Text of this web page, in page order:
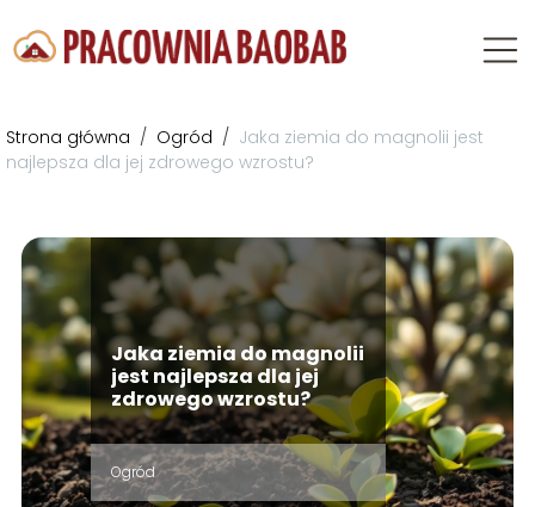
Strona główna / Ogród / Jaka ziemia do magnolii jest
najlepsza dla jej zdrowego wzrostu?
Jaka ziemia do magnolii
jest najlepsza dla jej
zdrowego wzrostu?
Ogród